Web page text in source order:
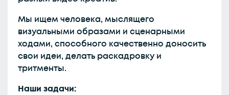
Мы ищем человека, мыслящего
визуальными образами и сценарными
ходами, способного качественно доносить
свои идеи, делать раскадровку и
тритменты.
Наши задачи: